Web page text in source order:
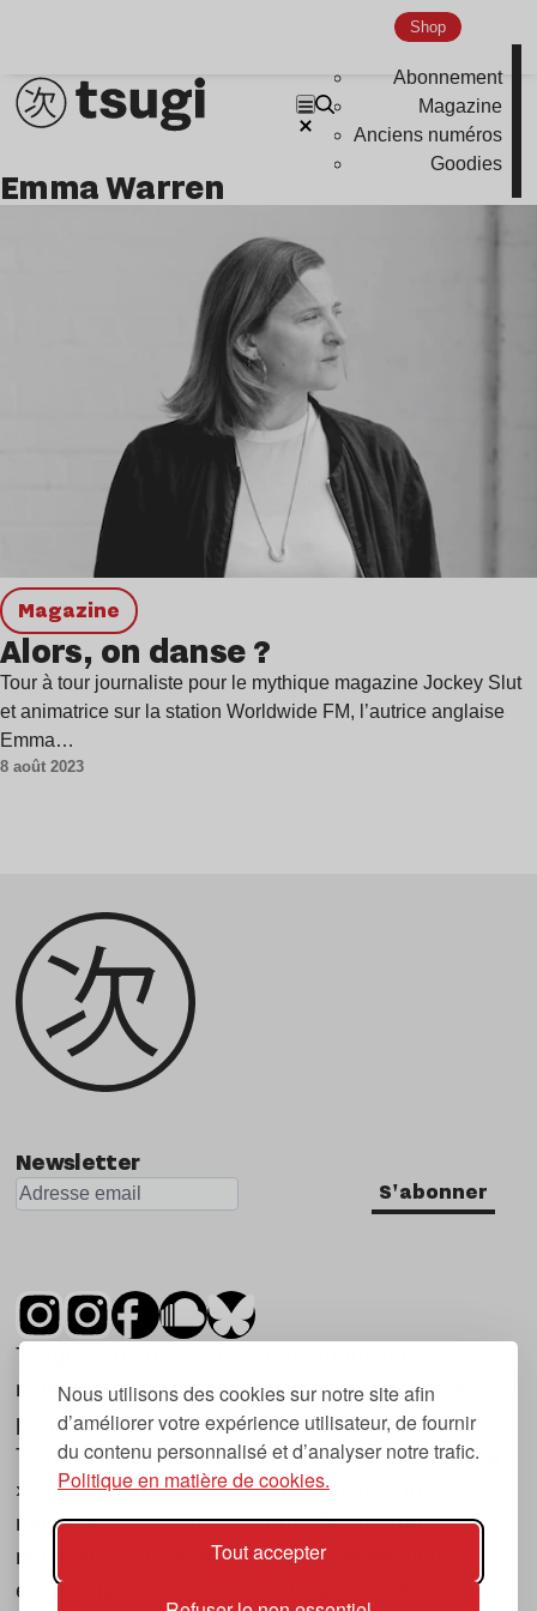
Nous utilisons des cookies sur notre site afin
d’améliorer votre expérience utilisateur, de fournir
du contenu personnalisé et d’analyser notre trafic.
Politique en matière de cookies.
Tout accepter
Shop
Abonnement
Magazine
Anciens numéros
Goodies
Emma Warren
magazine
Alors, on danse ?
Tour à tour journaliste pour le mythique magazine Jockey Slut
et animatrice sur la station Worldwide FM, l’autrice anglaise
Emma…
8 août 2023
Newsletter
S'abonner
Tsugi est un mensuel indépendant sur la
musique et les nouvelles tendances, dont la
première parution date de 2007.
Tsugi en japonais signifie « prochain », « suivant
», ce qui correspond à la thématique du
magazine, à l’affût des nouvelles tendances
musicales, qu’elles viennent de la musique
électronique, du rock ou du hip hop, et des